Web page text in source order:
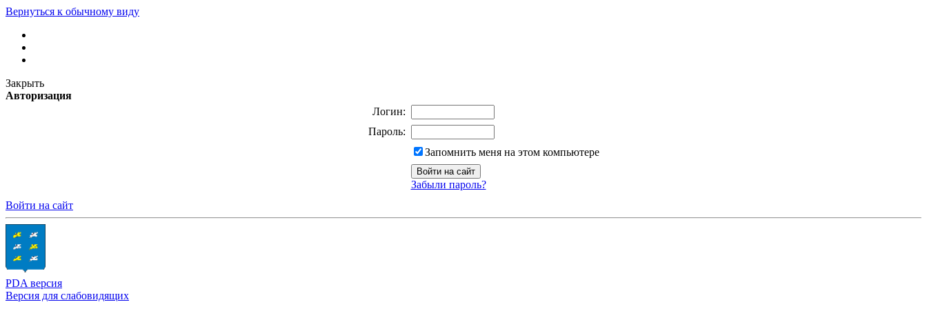
Вернуться к обычному виду
Закрыть
Авторизация
Логин:
Пароль:
Запомнить меня на этом компьютере
Забыли пароль?
Войти на сайт
PDA версия
Версия для слабовидящих